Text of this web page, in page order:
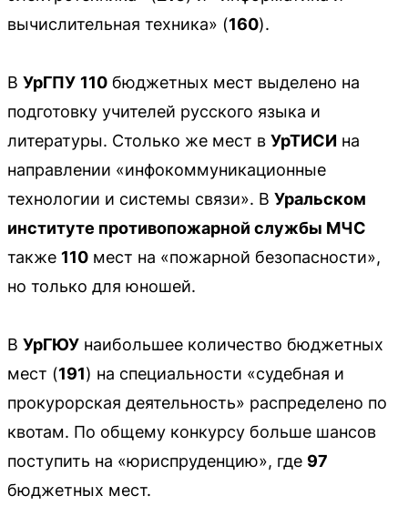
вычислительная техника» (160).
В УрГПУ 110 бюджетных мест выделено на
подготовку учителей русского языка и
литературы. Столько же мест в УрТИСИ на
направлении «инфокоммуникационные
технологии и системы связи». В Уральском
институте противопожарной службы МЧС
также 110 мест на «пожарной безопасности»,
но только для юношей.
В УрГЮУ наибольшее количество бюджетных
мест (191) на специальности «судебная и
прокурорская деятельность» распределено по
квотам. По общему конкурсу больше шансов
поступить на «юриспруденцию», где 97
бюджетных мест.